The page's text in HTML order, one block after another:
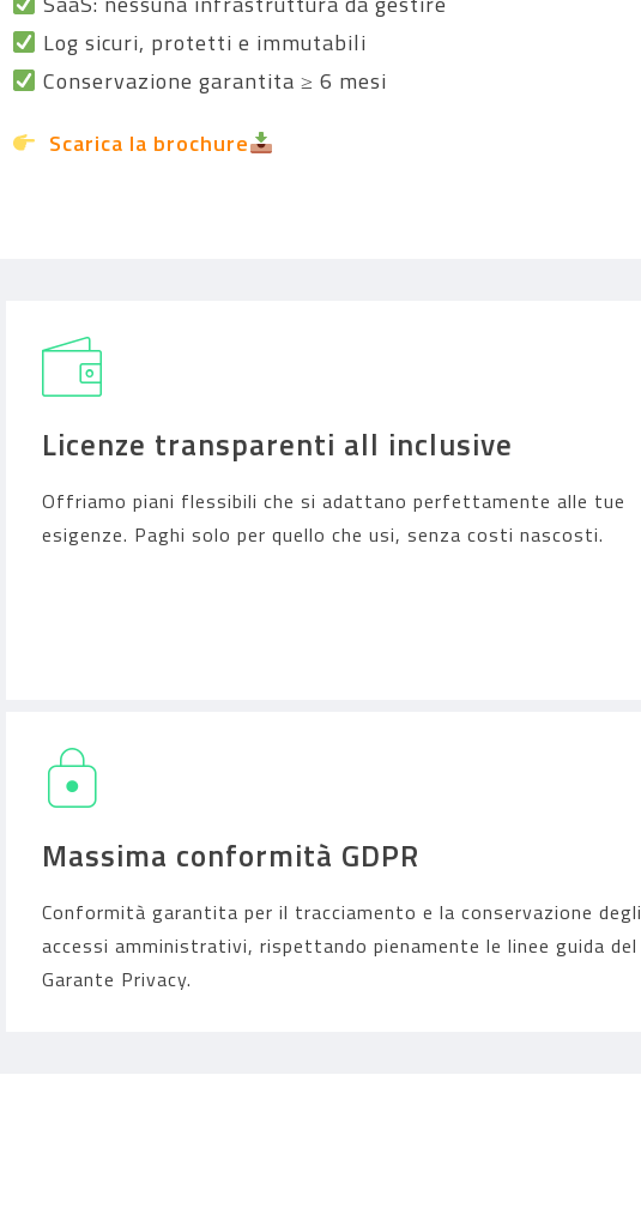
Log sicuri, protetti e immutabili
Conservazione garantita ≥ 6 mesi
Scarica la brochure
Licenze transparenti all inclusive
Offriamo piani flessibili che si adattano perfettamente alle tue
esigenze. Paghi solo per quello che usi, senza costi nascosti.
Massima conformità GDPR
Conformità garantita per il tracciamento e la conservazione degli
accessi amministrativi, rispettando pienamente le linee guida del
Garante Privacy.